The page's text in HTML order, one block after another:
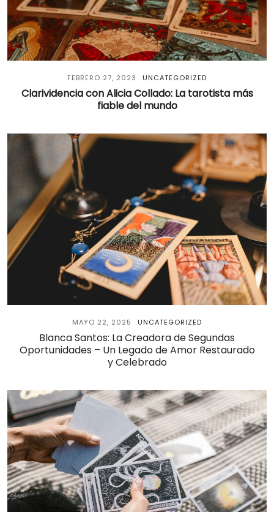
FEBRERO 27, 2023 UNCATEGORIZED
Clarividencia con Alicia Collado: La tarotista más
fiable del mundo
MAYO 22, 2025 UNCATEGORIZED
Blanca Santos: La Creadora de Segundas
Oportunidades – Un Legado de Amor Restaurado
y Celebrado